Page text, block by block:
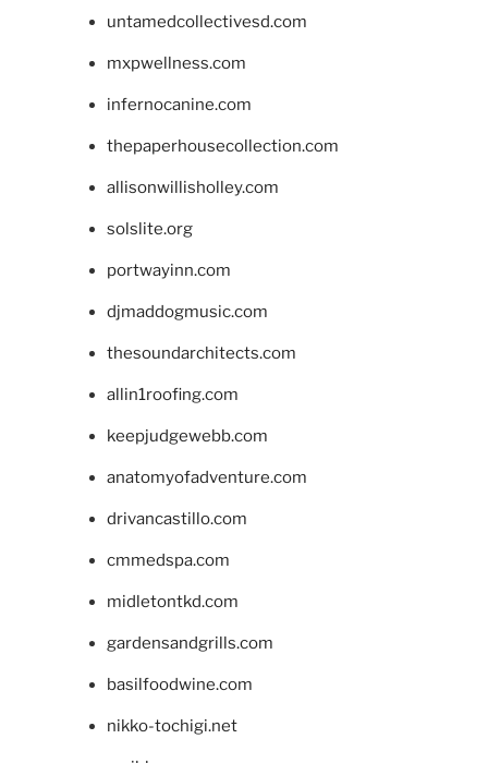
untamedcollectivesd.com
mxpwellness.com
infernocanine.com
thepaperhousecollection.com
allisonwillisholley.com
solslite.org
portwayinn.com
djmaddogmusic.com
thesoundarchitects.com
allin1roofing.com
keepjudgewebb.com
anatomyofadventure.com
drivancastillo.com
cmmedspa.com
midletontkd.com
gardensandgrills.com
basilfoodwine.com
nikko-tochigi.net